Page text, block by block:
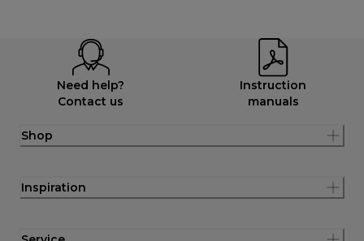
Need help?
Contact us
Instruction
manuals
Shop
Inspiration